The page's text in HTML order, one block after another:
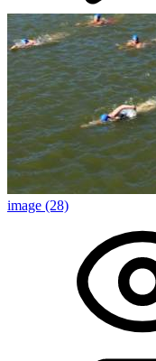
image (28)